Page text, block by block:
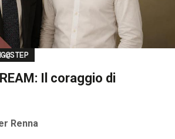
Il coraggio di
Renna